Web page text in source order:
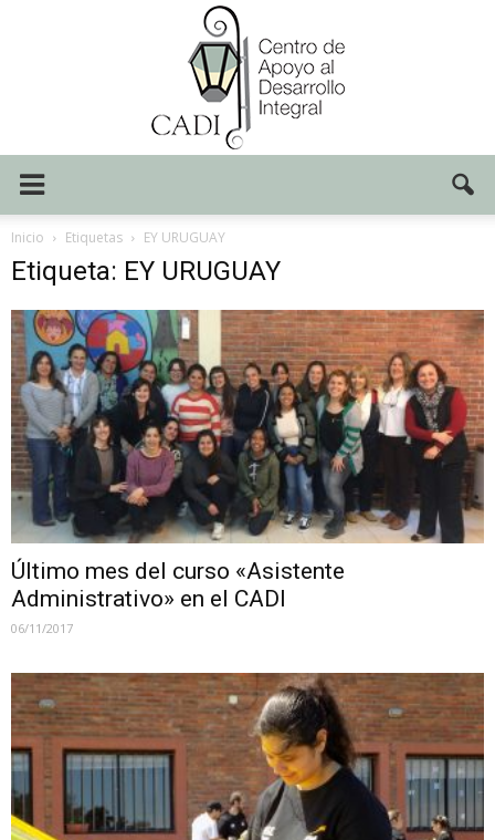
Inicio Etiquetas EY URUGUAY
Etiqueta: EY URUGUAY
Último mes del curso «Asistente
Administrativo» en el CADI
06/11/2017